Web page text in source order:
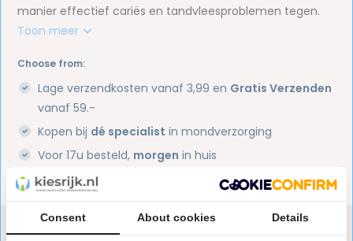
manier effectief cariës en tandvleesproblemen tegen.
Toon meer
Choose from:
Lage verzendkosten vanaf 3,99 en Gratis Verzenden
vanaf 59.-
Kopen bij dé specialist in mondverzorging
Voor 17u besteld, morgen in huis
1 miljoen+tevreden klanten
Heb je een vraag over dit product?
Consent About cookies Details